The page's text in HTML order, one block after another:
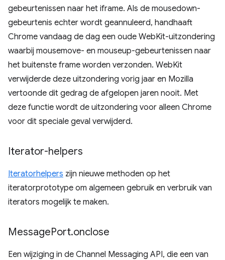
gebeurtenissen naar het iframe. Als de mousedown-
gebeurtenis echter wordt geannuleerd, handhaaft
Chrome vandaag de dag een oude WebKit-uitzondering
waarbij mousemove- en mouseup-gebeurtenissen naar
het buitenste frame worden verzonden. WebKit
verwijderde deze uitzondering vorig jaar en Mozilla
vertoonde dit gedrag de afgelopen jaren nooit. Met
deze functie wordt de uitzondering voor alleen Chrome
voor dit speciale geval verwijderd.
Iterator-helpers
Iteratorhelpers zijn nieuwe methoden op het
iteratorprototype om algemeen gebruik en verbruik van
iterators mogelijk te maken.
MessagePort.onclose
Een wijziging in de Channel Messaging API, die een van